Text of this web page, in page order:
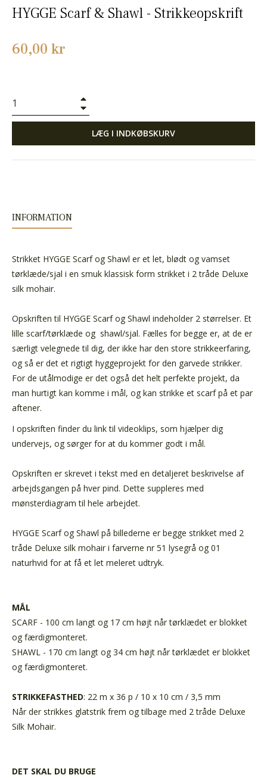
HYGGE Scarf & Shawl - Strikkeopskrift
Normalpris
60,00 kr
LÆG I INDKØBSKURV
INFORMATION
Strikket HYGGE Scarf og Shawl er et let, blødt og vamset
tørklæde/sjal i en smuk klassisk form strikket i 2 tråde Deluxe
silk mohair.
Opskriften til HYGGE Scarf og Shawl indeholder 2 størrelser. Et
lille scarf/tørklæde og shawl/sjal. Fælles for begge er, at de er
særligt velegnede til dig, der ikke har den store strikkeerfaring,
og så er det et rigtigt hyggeprojekt for den garvede strikker.
For de utålmodige er det også det helt perfekte projekt, da
man hurtigt kan komme i mål, og kan strikke et scarf på et par
aftener.
I opskriften finder du link til videoklips, som hjælper dig
undervejs, og sørger for at du kommer godt i mål.
Opskriften er skrevet i tekst med en detaljeret beskrivelse af
arbejdsgangen på hver pind. Dette suppleres med
mønsterdiagram til hele arbejdet.
HYGGE Scarf og Shawl på billederne er begge strikket med 2
tråde Deluxe silk mohair i farverne nr 51 lysegrå og 01
naturhvid for at få et let meleret udtryk.
MÅL
SCARF - 100 cm langt og 17 cm højt når tørklædet er blokket
og færdigmonteret.
SHAWL - 170 cm langt og 34 cm højt når tørklædet er blokket
og færdigmonteret.
STRIKKEFASTHED: 22 m x 36 p / 10 x 10 cm / 3,5 mm
Når der strikkes glatstrik frem og tilbage med 2 tråde Deluxe
Silk Mohair.
DET SKAL DU BRUGE